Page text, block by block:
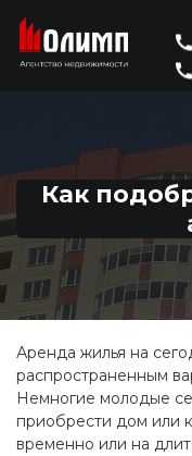
Как
Аренда жилья на
распространенным
Немногие молодые
приобрести дом или
временно или на